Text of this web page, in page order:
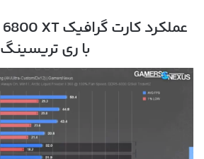
با ری تریسینگ